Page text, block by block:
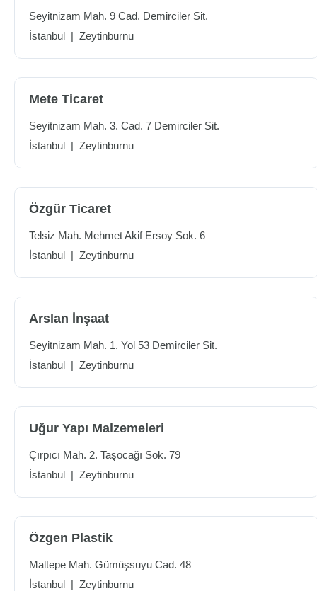
Seyitnizam Mah. 9 Cad. Demirciler Sit.
İstanbul | Zeytinburnu
Mete Ticaret
Seyitnizam Mah. 3. Cad. 7 Demirciler Sit.
İstanbul | Zeytinburnu
Özgür Ticaret
Telsiz Mah. Mehmet Akif Ersoy Sok. 6
İstanbul | Zeytinburnu
Arslan İnşaat
Seyitnizam Mah. 1. Yol 53 Demirciler Sit.
İstanbul | Zeytinburnu
Uğur Yapı Malzemeleri
Çırpıcı Mah. 2. Taşocağı Sok. 79
İstanbul | Zeytinburnu
Özgen Plastik
Maltepe Mah. Gümüşsuyu Cad. 48
İstanbul | Zeytinburnu